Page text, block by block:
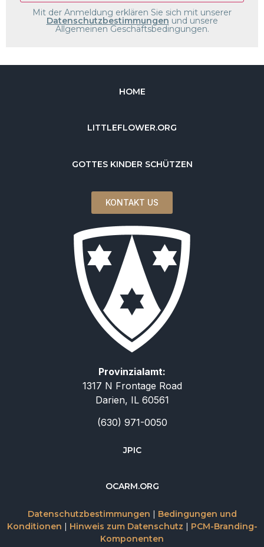
Mit der Anmeldung erklären Sie sich mit unserer
Datenschutzbestimmungen und unsere
Allgemeinen Geschäftsbedingungen.
HOME
LITTLEFLOWER.ORG
GOTTES KINDER SCHÜTZEN
KONTAKT US
Provinzialamt:
1317 N Frontage Road
Darien, IL 60561
(630) 971-0050
JPIC
OCARM.ORG
Datenschutzbestimmungen | Bedingungen und
Konditionen | Hinweis zum Datenschutz | PCM-Branding-
Komponenten
Italiano